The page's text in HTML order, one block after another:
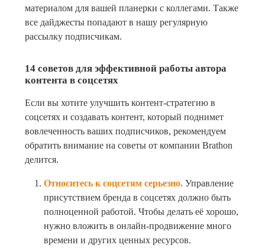
материалом для вашей планерки с коллегами. Также
все дайджесты попадают в нашу регулярную
рассылку подписчикам.
14 советов для эффективной работы автора
контента в соцсетях
Если вы хотите улучшить контент-стратегию в
соцсетях и создавать контент, который поднимет
вовлеченность ваших подписчиков, рекомендуем
обратить внимание на советы от компании Brathon
делится.
Относитесь к соцсетям серьезно. Управление
присутствием бренда в соцсетях должно быть
полноценной работой. Чтобы делать её хорошо,
нужно вложить в онлайн-продвижение много
времени и других ценных ресурсов.